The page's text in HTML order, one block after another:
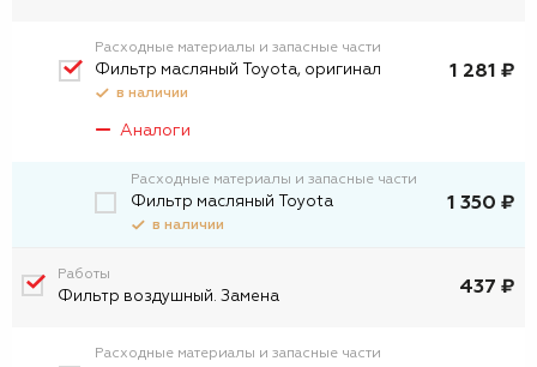
Расходные материалы и запасные части
Фильтр масляный Toyota, оригинал
в наличии
1 281 ₽
Аналоги
Расходные материалы и запасные части
Фильтp масляный Toyota
в наличии
1 350 ₽
Работы
Фильтр воздушный. Замена 437 ₽
Расходные материалы и запасные части